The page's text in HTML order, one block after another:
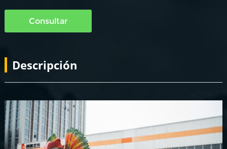
Consultar
Descripción